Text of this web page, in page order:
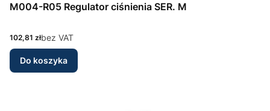
M004-R05 Regulator ciśnienia SER. M
Cena
102,81 złbez VAT
Do koszyka